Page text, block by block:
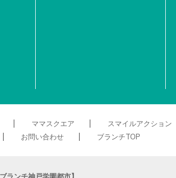
ママスクエア スマイルアクション
お問い合わせ ブランチTOP